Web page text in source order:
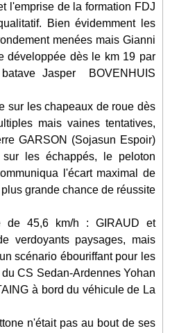
l'emprise de la formation FDJ
Bien évidemment les
menées mais Gianni
développée dès le km 19 par
Jasper BOVENHUIS
sur les chapeaux de roue dès
mais vaines tentatives,
GARSON (Sojasun Espoir)
les échappés, le peloton
l'écart maximal de
grande chance de réussite
de 45,6 km/h : GIRAUD et
verdoyants paysages, mais
scénario ébouriffant pour les
CS Sedan-Ardennes Yohan
à bord du véhicule de La
n'était pas au bout de ses